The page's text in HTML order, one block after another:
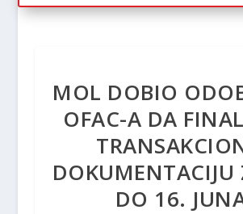
MOL DOBIO
OFAC-A DA
DOKUMENTACIJU
DO 16.